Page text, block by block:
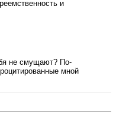
и
не смущают? По-
мной